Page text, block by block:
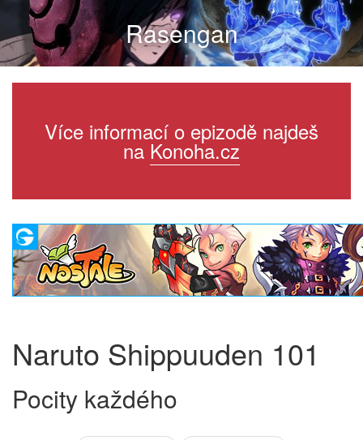
Rasengan
Více informací o epizodě najdeš
na Konoha.cz
Naruto Shippuuden 101
Pocity každého